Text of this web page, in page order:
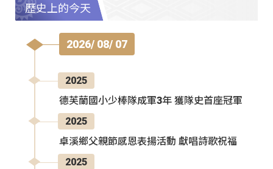
歷史上的今天
2026/ 08/ 07
2025
德芙蘭國小少棒隊成軍3年 獲隊史首座冠軍
2025
卓溪鄉父親節感恩表揚活動 獻唱詩歌祝福
2025